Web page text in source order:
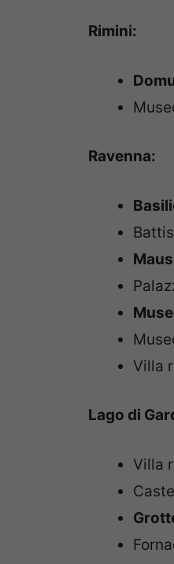
Rimini:
Ravenna:
Villa
Lago di
Villa